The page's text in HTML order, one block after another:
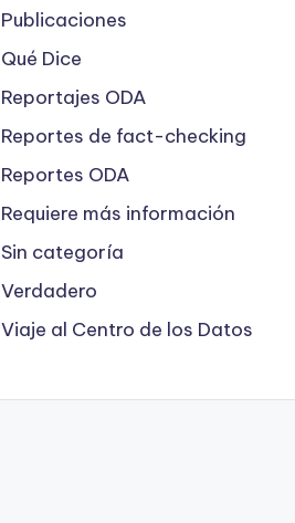
Publicaciones
Qué Dice
Reportajes ODA
Reportes de fact-checking
Reportes ODA
Requiere más información
Sin categoría
Verdadero
Viaje al Centro de los Datos